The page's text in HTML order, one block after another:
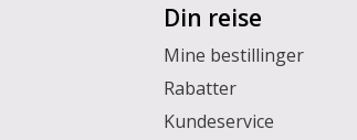
Din reise
Mine bestillinger
Rabatter
Kundeservice